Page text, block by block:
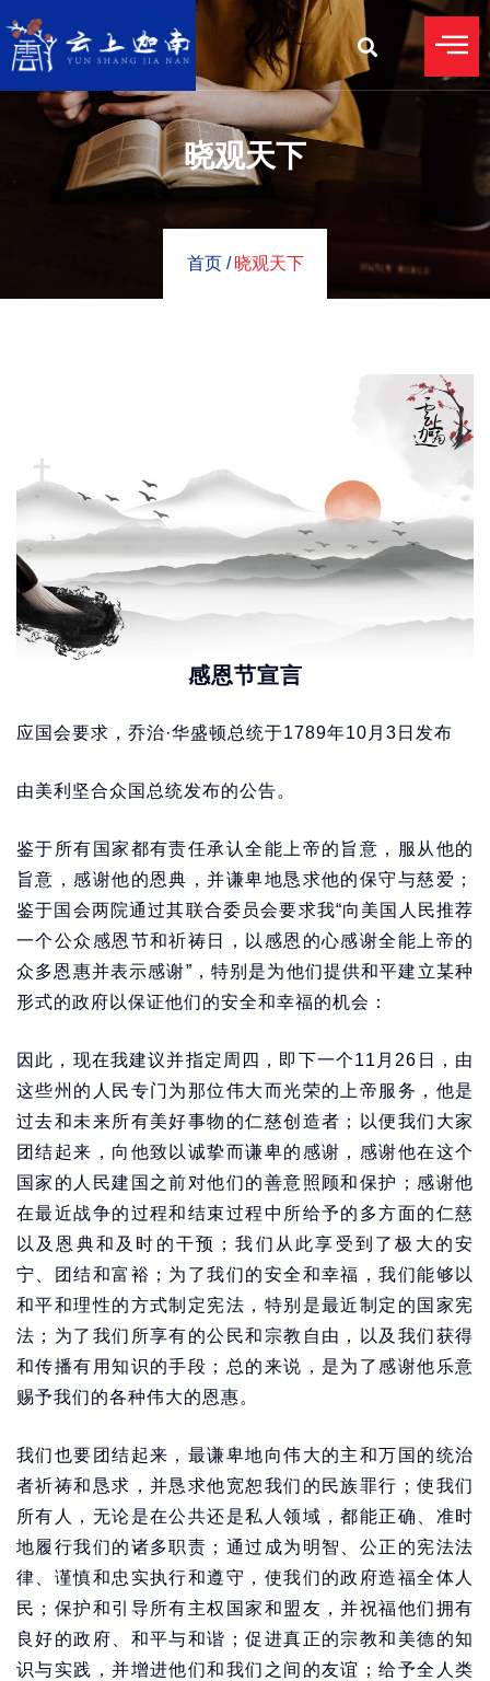
晓观天下
首页 / 晓观天下
感恩节宣言
应国会要求，乔治·华盛顿总统于1789年10月3日发布
由美利坚合众国总统发布的公告。
鉴于所有国家都有责任承认全能上帝的旨意，服从他的
旨意，感谢他的恩典，并谦卑地恳求他的保守与慈爱；
鉴于国会两院通过其联合委员会要求我“向美国人民推荐
一个公众感恩节和祈祷日，以感恩的心感谢全能上帝的
众多恩惠并表示感谢”，特别是为他们提供和平建立某种
形式的政府以保证他们的安全和幸福的机会：
因此，现在我建议并指定周四，即下一个11月26日，由
这些州的人民专门为那位伟大而光荣的上帝服务，他是
过去和未来所有美好事物的仁慈创造者；以便我们大家
团结起来，向他致以诚挚而谦卑的感谢，感谢他在这个
国家的人民建国之前对他们的善意照顾和保护；感谢他
在最近战争的过程和结束过程中所给予的多方面的仁慈
以及恩典和及时的干预；我们从此享受到了极大的安
宁、团结和富裕；为了我们的安全和幸福，我们能够以
和平和理性的方式制定宪法，特别是最近制定的国家宪
法；为了我们所享有的公民和宗教自由，以及我们获得
和传播有用知识的手段；总的来说，是为了感谢他乐意
赐予我们的各种伟大的恩惠。
我们也要团结起来，最谦卑地向伟大的主和万国的统治
者祈祷和恳求，并恳求他宽恕我们的民族罪行；使我们
所有人，无论是在公共还是私人领域，都能正确、准时
地履行我们的诸多职责；通过成为明智、公正的宪法法
律、谨慎和忠实执行和遵守，使我们的政府造福全体人
民；保护和引导所有主权国家和盟友，并祝福他们拥有
良好的政府、和平与和谐；促进真正的宗教和美德的知
识与实践，并增进他们和我们之间的友谊；给予全人类